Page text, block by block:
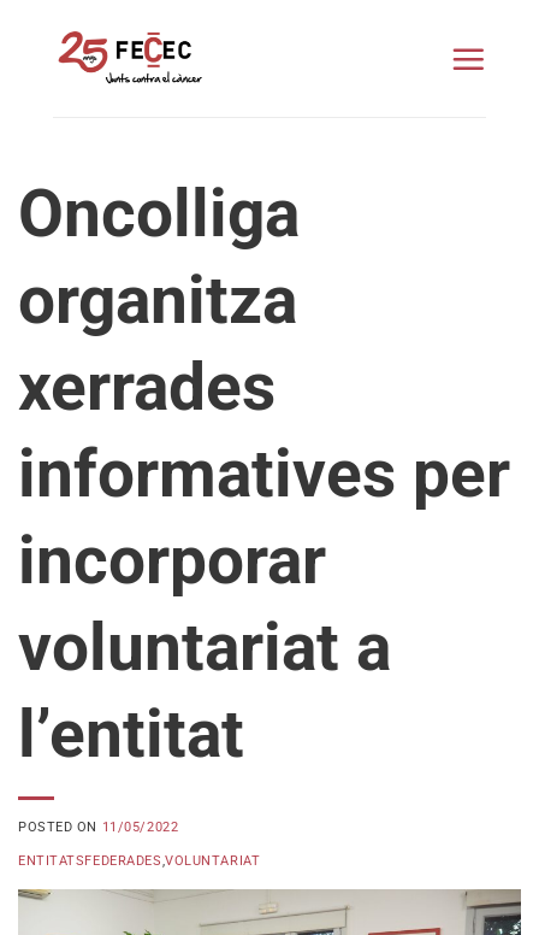
Oncolliga
organitza
xerrades
informatives per
incorporar
voluntariat a
l’entitat
POSTED ON 11/05/2022
ENTITATSFEDERADES,VOLUNTARIAT